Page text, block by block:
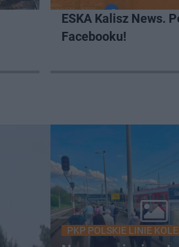
ESKA Kalisz News.
Facebooku!
PKP POLSKIE LINIE